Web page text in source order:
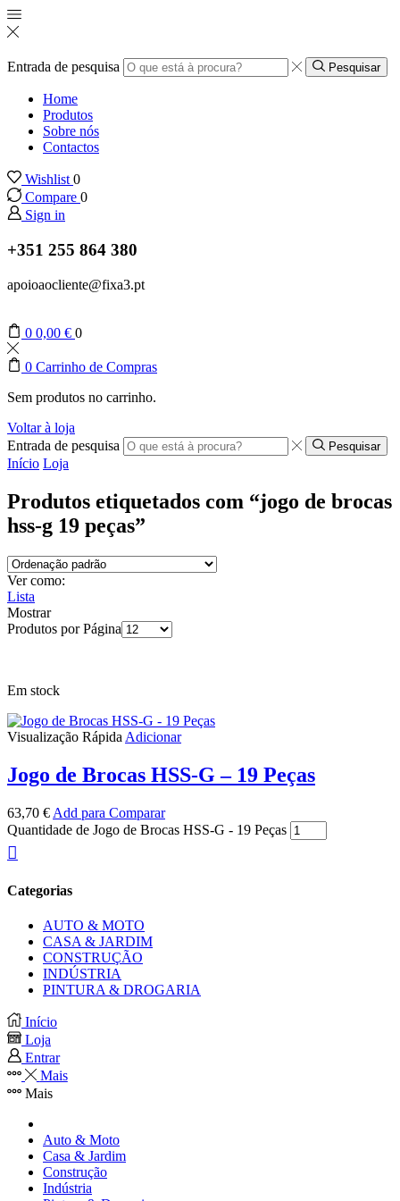
Entrada de pesquisa Pesquisar
Home
Produtos
Sobre nós
Contactos
Wishlist 0
Compare 0
Sign in
+351 255 864 380
apoioaocliente@fixa3.pt
0 0,00 € 0
0 Carrinho de Compras
Sem produtos no carrinho.
Voltar à loja
Entrada de pesquisa
Pesquisar
Início Loja
Produtos etiquetados com “jogo de brocas
hss-g 19 peças”
Ver como:
Lista
Mostrar
Produtos por Página
Em stock
Visualização Rápida Adicionar
Jogo de Brocas HSS-G – 19 Peças
63,70 € Add para Comparar
Quantidade de Jogo de Brocas HSS-G - 19 Peças
Categorias
AUTO & MOTO
CASA & JARDIM
CONSTRUÇÃO
INDÚSTRIA
PINTURA & DROGARIA
Início
Loja
Entrar
Mais
Mais
Auto & Moto
Casa & Jardim
Construção
Indústria